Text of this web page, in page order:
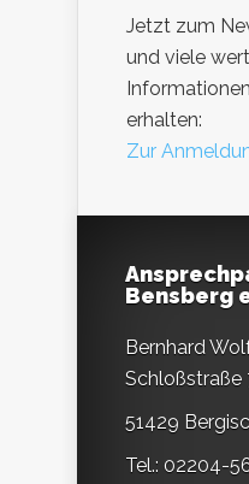
Jetzt zum
und viele
erhalten:
Zur
Bensberg
Bernhard
Schloßstraße
51429
Tel.: 02204-